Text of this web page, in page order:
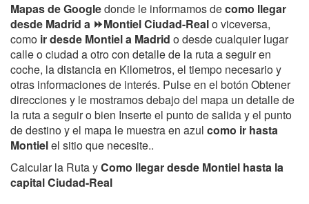
Mapas de Googledonde le informamos decomo llegar
desde Madrid a ⏩Montiel Ciudad-Realo viceversa,
como ir desde Montiel a Madrid o desde cualquier lugar
calle o ciudad a otro con detalle de la ruta a seguir en
coche, la distancia en Kilometros, el tiempo necesario y
otras informaciones de interés. Pulse en el botón Obtener
direcciones y le mostramos debajo del mapa un detalle de
la ruta a seguir o bien Inserte el punto de salida y el punto
de destino y el mapa le muestra en azul como ir hasta
Montielel sitio que necesite..
Calcular la Ruta yComo llegar desde Montiel hasta la
capital Ciudad-Real